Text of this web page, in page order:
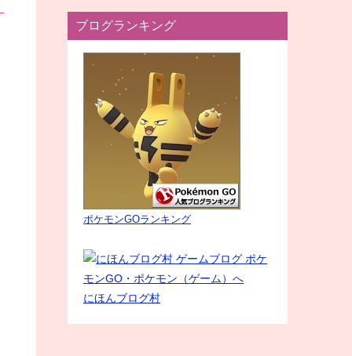
ブログランキング
ポケモンGOランキング
にほんブログ村